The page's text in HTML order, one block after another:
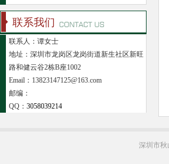
联系我们
联系人：谭女士
地址：深圳市龙岗区龙岗街道新生社区新旺
路和健云谷2栋B座1002
Email：13823147125@163.com
邮编：
QQ： 3058039214
深圳市秋